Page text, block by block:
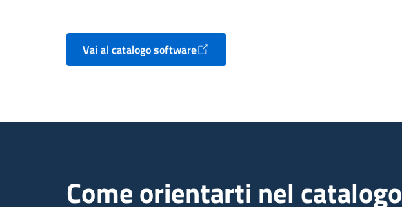
Vai al catalogo software
Apre in un nuovo tab
Come orientarti nel catalogo